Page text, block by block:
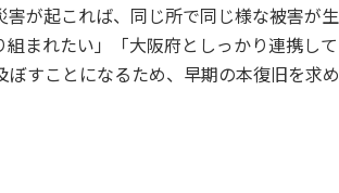
が起これば、同じ所で同じ様な被害が生
まれたい」「大阪府としっかり連携して
すことになるため、早期の本復旧を求め